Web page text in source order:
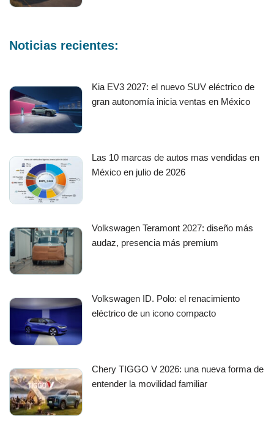
Noticias recientes:
Kia EV3 2027: el nuevo SUV eléctrico de
gran autonomía inicia ventas en México
Las 10 marcas de autos mas vendidas en
México en julio de 2026
Volkswagen Teramont 2027: diseño más
audaz, presencia más premium
Volkswagen ID. Polo: el renacimiento
eléctrico de un icono compacto
Chery TIGGO V 2026: una nueva forma de
entender la movilidad familiar